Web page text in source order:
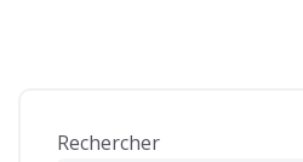
Rechercher